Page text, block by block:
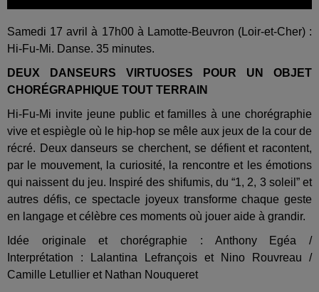
Samedi 17 avril à 17h00 à Lamotte-Beuvron (Loir-et-Cher) :
Hi-Fu-Mi. Danse. 35 minutes.
DEUX DANSEURS VIRTUOSES POUR UN OBJET
CHORÉGRAPHIQUE TOUT TERRAIN
Hi-Fu-Mi invite jeune public et familles à une chorégraphie
vive et espiègle où le hip-hop se mêle aux jeux de la cour de
récré. Deux danseurs se cherchent, se défient et racontent,
par le mouvement, la curiosité, la rencontre et les émotions
qui naissent du jeu. Inspiré des shifumis, du “1, 2, 3 soleil” et
autres défis, ce spectacle joyeux transforme chaque geste
en langage et célèbre ces moments où jouer aide à grandir.
Idée originale et chorégraphie : Anthony Egéa /
Interprétation : Lalantina Lefrançois et Nino Rouvreau /
Camille Letullier et Nathan Nouqueret